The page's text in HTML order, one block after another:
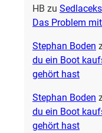
HB zu
Das Problem
Stephan Boden
du ein Boot
gehört hast
Stephan Boden
du ein Boot
gehört hast